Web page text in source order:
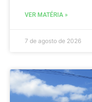
VER MATÉRIA »
7 de agosto de 2026